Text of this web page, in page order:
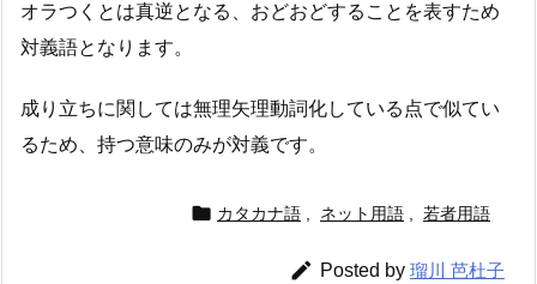
オラつくとは真逆となる、おどおどすることを表すため
対義語となります。
成り立ちに関しては無理矢理動詞化している点で似てい
るため、持つ意味のみが対義です。
 カタカナ語 ネット用語 若者用語
 Posted by 瑠川 芭杜子